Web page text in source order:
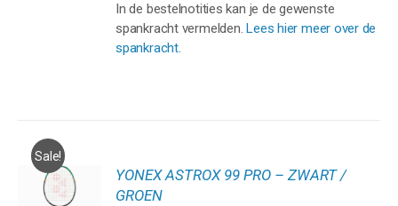
In de bestelnotities kan je de gewenste
spankracht vermelden. Lees hier meer over de
spankracht.
Sale!
YONEX ASTROX 99 PRO – ZWART /
GROEN